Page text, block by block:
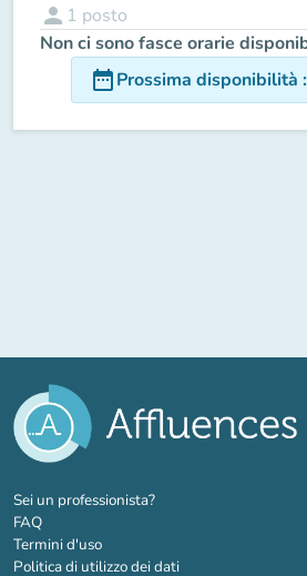
person 1 posto
Non ci sono fasce orarie
date_rangeProssima disponibilità :
Sei un professionista?(nuova scheda)
FAQ
Termini d'uso
Politica di utilizzo dei dati